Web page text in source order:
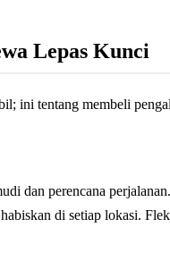
Lepas Kunci
ini tentang membeli
dan perencana
di setiap lokasi.